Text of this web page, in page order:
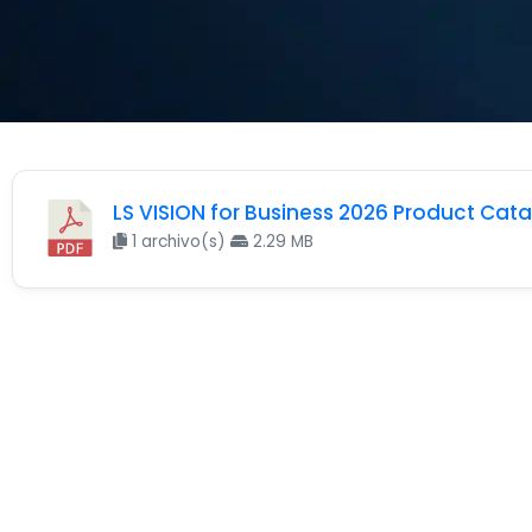
LS VISION for Business 2026 Product
1 archivo(s) 2.29 MB